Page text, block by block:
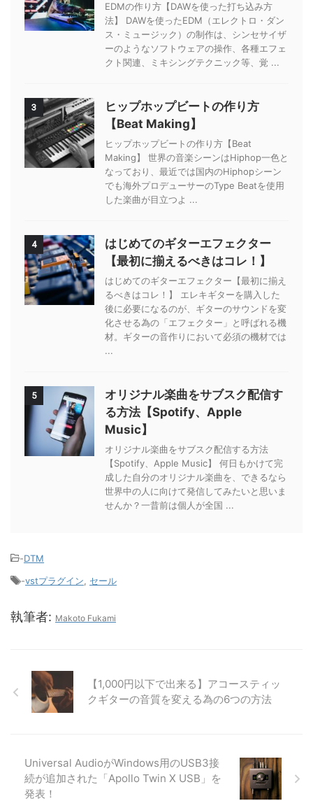
EDMの作り方【DAWを使った打ち込み方
法】 DAWを使ったEDM（エレクトロ・ダン
ス・ミュージック）の制作は、シンセサイザ
ーのようなソフトウェアの操作、各種エフェ
クト関連、ミキシングテクニック等、覚 ...
3
ヒップホップビートの作り方
【Beat Making】
ヒップホップビートの作り方【Beat
Making】 世界の音楽シーンはHiphop一色と
なっており、最近では国内のHiphopシーン
でも海外プロデューサーのType Beatを使用
した楽曲が目立つよ ...
4
はじめてのギターエフェクター
【最初に揃えるべきはコレ！】
はじめてのギターエフェクター【最初に揃え
るべきはコレ！】 エレキギターを購入した
後に必要になるのが、ギターのサウンドを変
化させる為の「エフェクター」と呼ばれる機
材。ギターの音作りにおいて必須の機材では
...
5
オリジナル楽曲をサブスク配信す
る方法【Spotify、Apple
Music】
オリジナル楽曲をサブスク配信する方法
【Spotify、Apple Music】 何日もかけて完
成した自分のオリジナル楽曲を、できるなら
世界中の人に向けて発信してみたいと思いま
せんか？一昔前は個人が全国 ...
-DTM
-vstプラグイン セール
執筆者: Makoto Fukami
【1,000円以下で出来る】アコースティッ
クギターの音質を変える為の6つの方法
Universal AudioがWindows用のUSB3接
続が追加された「Apollo Twin X USB」を
発表！